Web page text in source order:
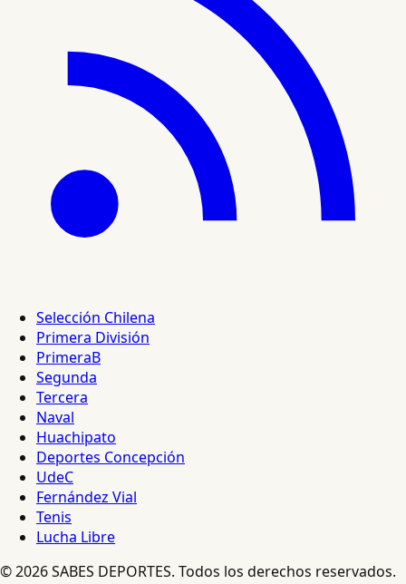
Selección Chilena
Primera División
PrimeraB
Segunda
Tercera
Naval
Huachipato
Deportes Concepción
UdeC
Fernández Vial
Tenis
Lucha Libre
© 2026 SABES DEPORTES. Todos los derechos reservados.